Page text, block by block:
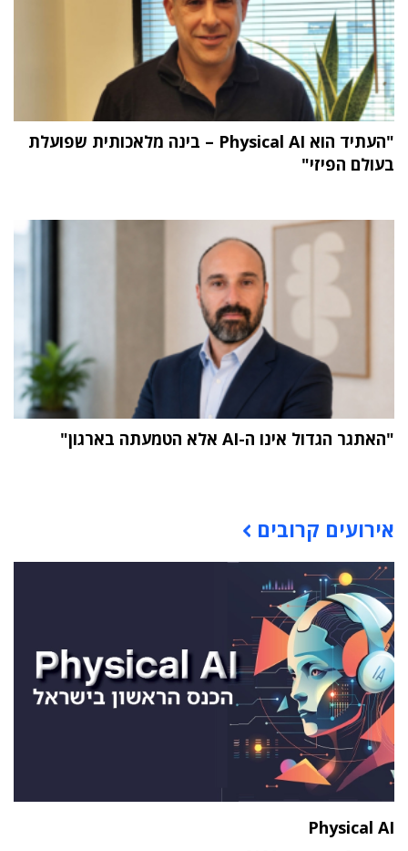
"העתיד הוא Physical AI – בינה מלאכותית שפועלת
בעולם הפיזי"
"האתגר הגדול אינו ה-AI אלא הטמעתה בארגון"
אירועים קרובים
Physical AI